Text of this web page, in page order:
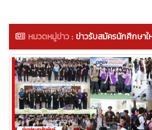
หมวดหมู่ข่าว:ข่าวรับสมัครนักศึกษาใ